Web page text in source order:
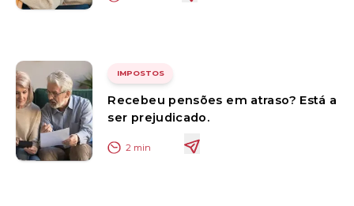
IMPOSTOS
Recebeu pensões em atraso? Está a
ser prejudicado.
2 min